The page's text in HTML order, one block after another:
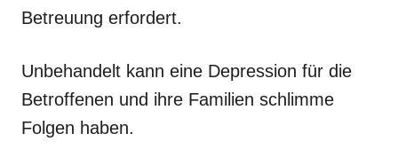
Betreuung erfordert.
Unbehandelt kann eine Depression für die
Betroffenen und ihre Familien schlimme
Folgen haben.